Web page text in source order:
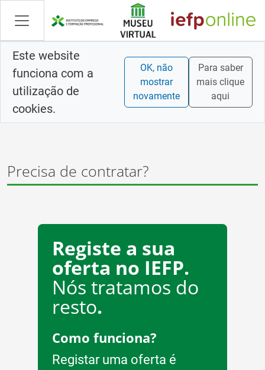
Saltar
para
conteúdo
principal
Este website
funciona com a
utilização de
cookies.
OK, não
mostrar
novamente
Para saber
mais clique
aqui
Precisa de contratar?
Registe a sua
oferta no IEFP.
Nós tratamos do
resto.
Como funciona?
Registar uma oferta é